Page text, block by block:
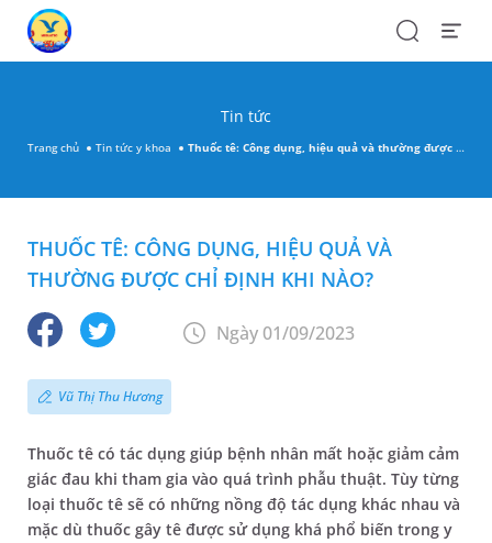
SearchOpen
Tin tức
Trang chủ Tin tức y khoa Thuốc tê: Công dụng, hiệu quả và thường được chỉ định khi nào?
THUỐC TÊ: CÔNG DỤNG, HIỆU QUẢ VÀ
THƯỜNG ĐƯỢC CHỈ ĐỊNH KHI NÀO?
Ngày 01/09/2023
Vũ Thị Thu Hương
Thuốc tê có tác dụng giúp bệnh nhân mất hoặc giảm cảm
giác đau khi tham gia vào quá trình phẫu thuật. Tùy từng
loại thuốc tê sẽ có những nồng độ tác dụng khác nhau và
mặc dù thuốc gây tê được sử dụng khá phổ biến trong y